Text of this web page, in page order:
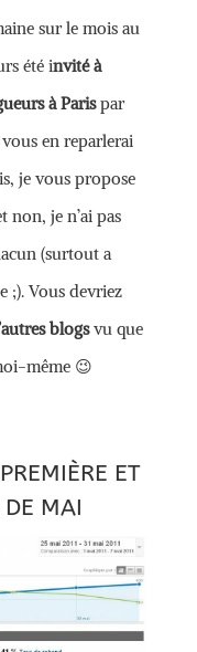
sur le mois au
été invité à
à Parispar
vous en reparlerai
je vous propose
non, je n’ai pas
(surtout a
;). Vous devriez
blogsvu que
même 😉
ET
DE MAI